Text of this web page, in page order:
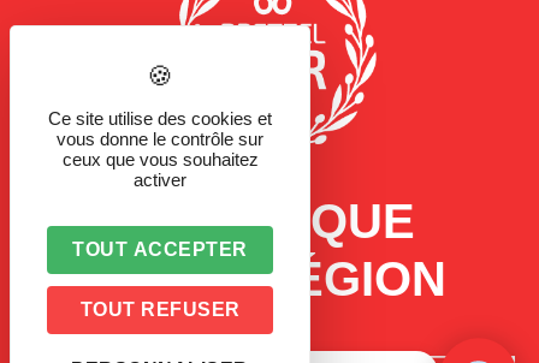
LA MARQUE
D'UNE RÉGION
Ce site utilise des cookies et
vous donne le contrôle sur
ceux que vous souhaitez
activer
TOUT ACCEPTER
TOUT REFUSER